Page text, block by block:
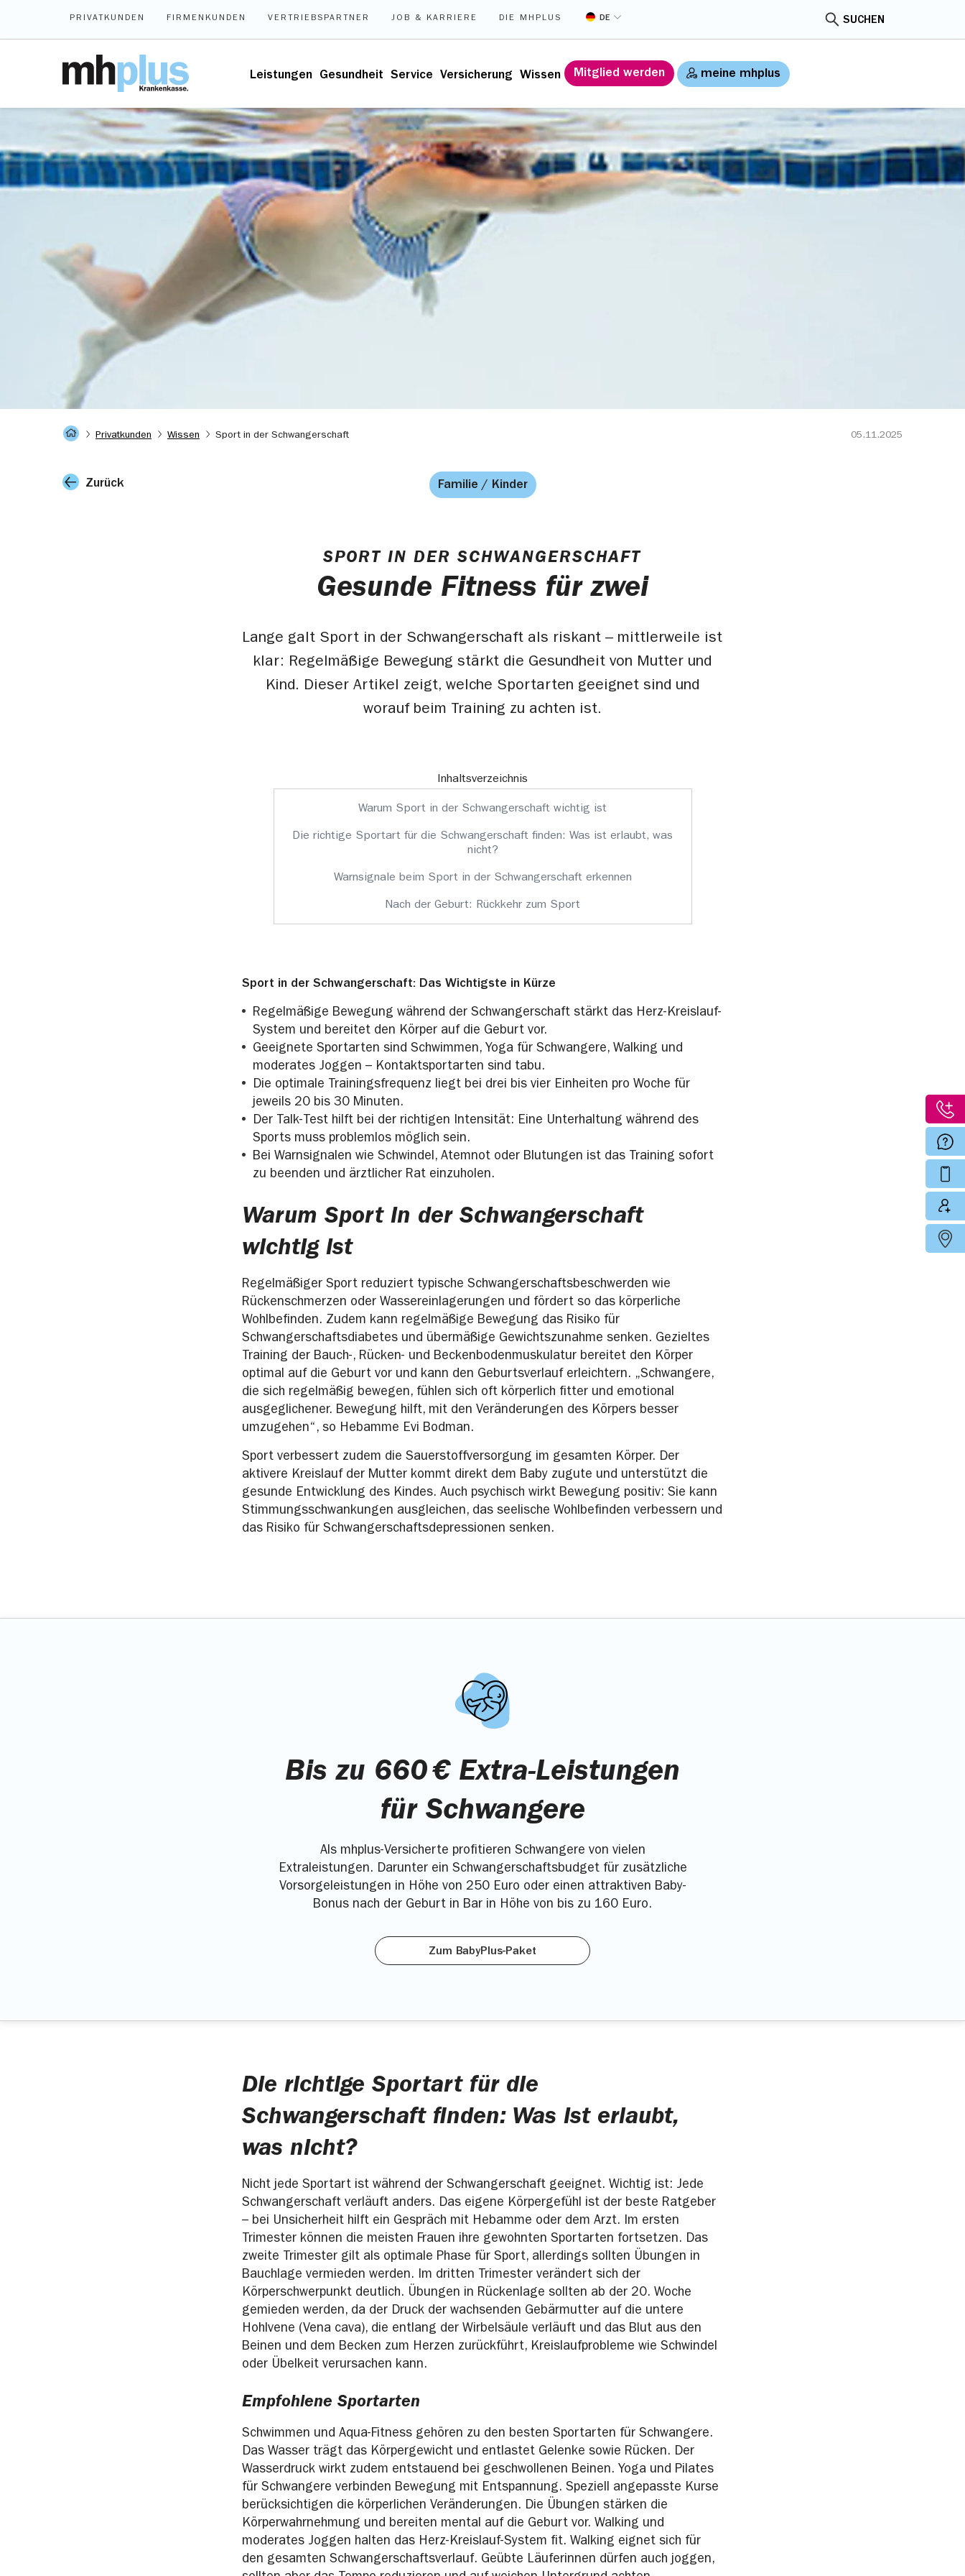
PRIVATKUNDEN FIRMENKUNDEN VERTRIEBSPARTNER JOB & KARRIERE DIE MHPLUS DE SUCHEN
Leistungen Gesundheit Service Versicherung Wissen Mitglied werden meine mhplus
Startseite
Privatkunden
Wissen Sport in der Schwangerschaft 05.11.2025
Zurück Familie / Kinder
SPORT IN DER SCHWANGERSCHAFT
Gesunde Fitness für zwei
Lange galt Sport in der Schwangerschaft als riskant – mittlerweile ist
klar: Regelmäßige Bewegung stärkt die Gesundheit von Mutter und
Kind. Dieser Artikel zeigt, welche Sportarten geeignet sind und
worauf beim Training zu achten ist.
Inhaltsverzeichnis
Warum Sport in der Schwangerschaft wichtig ist
Die richtige Sportart für die Schwangerschaft finden: Was ist erlaubt, was
nicht?
Warnsignale beim Sport in der Schwangerschaft erkennen
Nach der Geburt: Rückkehr zum Sport
Sport in der Schwangerschaft: Das Wichtigste in Kürze
Regelmäßige Bewegung während der Schwangerschaft stärkt das Herz-Kreislauf-
System und bereitet den Körper auf die Geburt vor.
Geeignete Sportarten sind Schwimmen, Yoga für Schwangere, Walking und
moderates Joggen – Kontaktsportarten sind tabu.
Die optimale Trainingsfrequenz liegt bei drei bis vier Einheiten pro Woche für
jeweils 20 bis 30 Minuten.
Der Talk-Test hilft bei der richtigen Intensität: Eine Unterhaltung während des
Sports muss problemlos möglich sein.
Bei Warnsignalen wie Schwindel, Atemnot oder Blutungen ist das Training sofort
zu beenden und ärztlicher Rat einzuholen.
Warum Sport in der Schwangerschaft
wichtig ist
Regelmäßiger Sport reduziert typische Schwangerschaftsbeschwerden wie
Rückenschmerzen oder Wassereinlagerungen und fördert so das körperliche
Wohlbefinden. Zudem kann regelmäßige Bewegung das Risiko für
Schwangerschaftsdiabetes und übermäßige Gewichtszunahme senken. Gezieltes
Training der Bauch-, Rücken- und Beckenbodenmuskulatur bereitet den Körper
optimal auf die Geburt vor und kann den Geburtsverlauf erleichtern. „Schwangere,
die sich regelmäßig bewegen, fühlen sich oft körperlich fitter und emotional
ausgeglichener. Bewegung hilft, mit den Veränderungen des Körpers besser
umzugehen“, so Hebamme Evi Bodman.
Sport verbessert zudem die Sauerstoffversorgung im gesamten Körper. Der
aktivere Kreislauf der Mutter kommt direkt dem Baby zugute und unterstützt die
gesunde Entwicklung des Kindes. Auch psychisch wirkt Bewegung positiv: Sie kann
Stimmungsschwankungen ausgleichen, das seelische Wohlbefinden verbessern und
das Risiko für Schwangerschaftsdepressionen senken.
Bis zu 660 € Extra-Leistungen
für Schwangere
Als mhplus-Versicherte profitieren Schwangere von vielen
Extraleistungen. Darunter ein Schwangerschaftsbudget für zusätzliche
Vorsorgeleistungen in Höhe von 250 Euro oder einen attraktiven Baby-
Bonus nach der Geburt in Bar in Höhe von bis zu 160 Euro.
Zum BabyPlus-Paket
Die richtige Sportart für die
Schwangerschaft finden: Was ist erlaubt,
was nicht?
Nicht jede Sportart ist während der Schwangerschaft geeignet. Wichtig ist: Jede
Schwangerschaft verläuft anders. Das eigene Körpergefühl ist der beste Ratgeber
– bei Unsicherheit hilft ein Gespräch mit Hebamme oder dem Arzt. Im ersten
Trimester können die meisten Frauen ihre gewohnten Sportarten fortsetzen. Das
zweite Trimester gilt als optimale Phase für Sport, allerdings sollten Übungen in
Bauchlage vermieden werden. Im dritten Trimester verändert sich der
Körperschwerpunkt deutlich. Übungen in Rückenlage sollten ab der 20. Woche
gemieden werden, da der Druck der wachsenden Gebärmutter auf die untere
Hohlvene (Vena cava), die entlang der Wirbelsäule verläuft und das Blut aus den
Beinen und dem Becken zum Herzen zurückführt, Kreislaufprobleme wie Schwindel
oder Übelkeit verursachen kann.
Empfohlene Sportarten
Schwimmen und Aqua-Fitness gehören zu den besten Sportarten für Schwangere.
Das Wasser trägt das Körpergewicht und entlastet Gelenke sowie Rücken. Der
Wasserdruck wirkt zudem entstauend bei geschwollenen Beinen. Yoga und Pilates
für Schwangere verbinden Bewegung mit Entspannung. Speziell angepasste Kurse
berücksichtigen die körperlichen Veränderungen. Die Übungen stärken die
Körperwahrnehmung und bereiten mental auf die Geburt vor. Walking und
moderates Joggen halten das Herz-Kreislauf-System fit. Walking eignet sich für
den gesamten Schwangerschaftsverlauf. Geübte Läuferinnen dürfen auch joggen,